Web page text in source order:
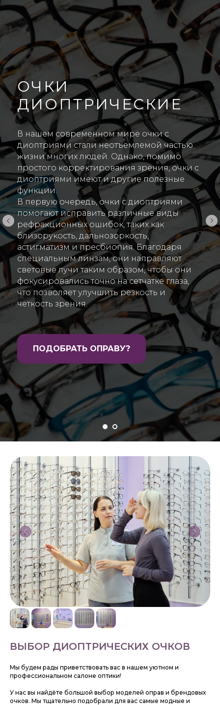
ОЧКИ
ДИОПТРИЧЕСКИЕ
В нашем современном мире очки с
диоптриями стали неотъемлемой частью
жизни многих людей. Однако, помимо
простого корректирования зрения, очки с
диоптриями имеют и другие полезные
функции.
В первую очередь, очки с диоптриями
помогают исправить различные виды
рефракционных ошибок, таких как
близорукость, дальнозоркость,
астигматизм и пресбиопия. Благодаря
специальным линзам, они направляют
световые лучи таким образом, чтобы они
фокусировались точно на сетчатке глаза,
что позволяет улучшить резкость и
четкость зрения.
ПОДОБРАТЬ ОПРАВУ?
ВЫБОР ДИОПТРИЧЕСКИХ ОЧКОВ
Мы будем рады приветствовать вас в нашем уютном и
профессиональном салоне оптики!
У нас вы найдёте большой выбор моделей оправ и брендовых
очков. Мы тщательно подобрали для вас самые модные и